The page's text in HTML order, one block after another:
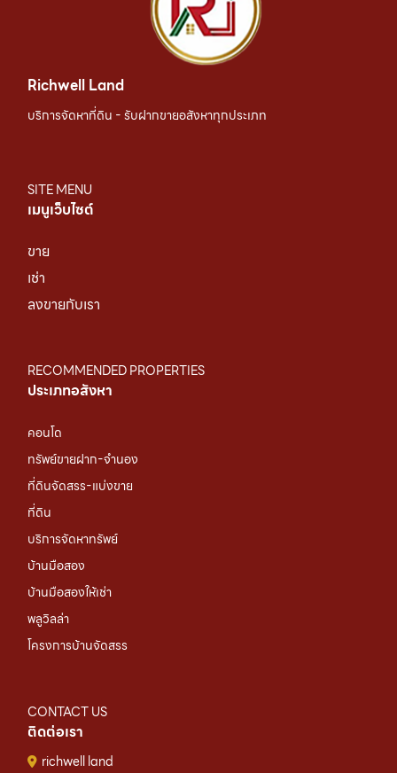
Richwell Land
บริการจัดหาที่ดิน - รับฝากขายอสังหาทุกประเภท
SITE MENU
เมนูเว็บไซต์
ขาย
เช่า
ลงขายกับเรา
RECOMMENDED PROPERTIES
ประเภทอสังหา
คอนโด
ทรัพย์ขายฝาก-จำนอง
ที่ดินจัดสรร-แบ่งขาย
ที่ดิน
บริการจัดหาทรัพย์
บ้านมือสอง
บ้านมือสองให้เช่า
พลูวิลล่า
โครงการบ้านจัดสรร
CONTACT US
ติดต่อเรา
richwell land